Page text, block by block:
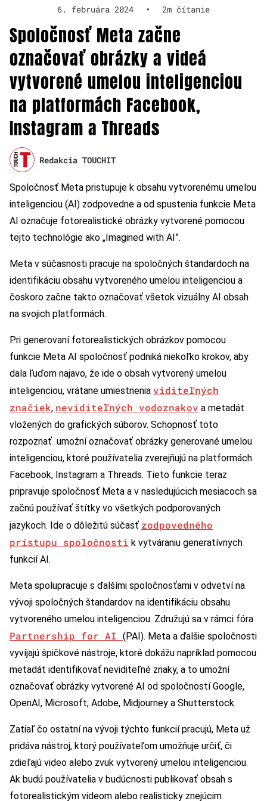
6. februára 2024 • 2m čítanie
Spoločnosť Meta začne
označovať obrázky a videá
vytvorené umelou inteligenciou
na platformách Facebook,
Instagram a Threads
Redakcia TOUCHIT
Spoločnosť Meta pristupuje k obsahu vytvorenému umelou
inteligenciou (AI) zodpovedne a od spustenia funkcie Meta
AI označuje fotorealistické obrázky vytvorené pomocou
tejto technológie ako „Imagined with AI”.
Meta v súčasnosti pracuje na spoločných štandardoch na
identifikáciu obsahu vytvoreného umelou inteligenciou a
čoskoro začne takto označovať všetok vizuálny AI obsah
na svojich platformách.
Pri generovaní fotorealistických obrázkov pomocou
funkcie Meta AI spoločnosť podniká niekoľko krokov, aby
dala ľuďom najavo, že ide o obsah vytvorený umelou
inteligenciou, vrátane umiestnenia viditeľných
značiek, neviditeľných vodoznakov a metadát
vložených do grafických súborov. Schopnosť toto
rozpoznať umožní označovať obrázky generované umelou
inteligenciou, ktoré používatelia zverejňujú na platformách
Facebook, Instagram a Threads. Tieto funkcie teraz
pripravuje spoločnosť Meta a v nasledujúcich mesiacoch sa
začnú používať štítky vo všetkých podporovaných
jazykoch. Ide o dôležitú súčasť zodpovedného
prístupu spoločnosti k vytváraniu generatívnych
funkcií AI.
Meta spolupracuje s ďalšími spoločnosťami v odvetví na
vývoji spoločných štandardov na identifikáciu obsahu
vytvoreného umelou inteligenciou. Združujú sa v rámci fóra
Partnership for AI (PAI). Meta a ďalšie spoločnosti
vyvíjajú špičkové nástroje, ktoré dokážu napríklad pomocou
metadát identifikovať neviditeľné znaky, a to umožní
označovať obrázky vytvorené AI od spoločností Google,
OpenAI, Microsoft, Adobe, Midjourney a Shutterstock.
Zatiaľ čo ostatní na vývoji týchto funkcií pracujú, Meta už
pridáva nástroj, ktorý používateľom umožňuje určiť, či
zdieľajú video alebo zvuk vytvorený umelou inteligenciou.
Ak budú používatelia v budúcnosti publikovať obsah s
fotorealistickým videom alebo realisticky znejúcim